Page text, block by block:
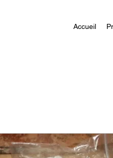
Accueil